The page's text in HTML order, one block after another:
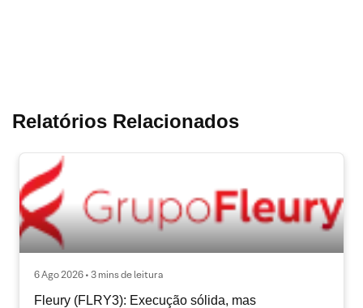
Relatórios Relacionados
6 Ago 2026 • 3 mins de leitura
Fleury (FLRY3): Execução sólida, mas